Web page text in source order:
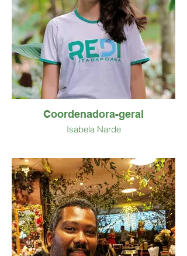
Coordenadora-geral
Isabela Narde